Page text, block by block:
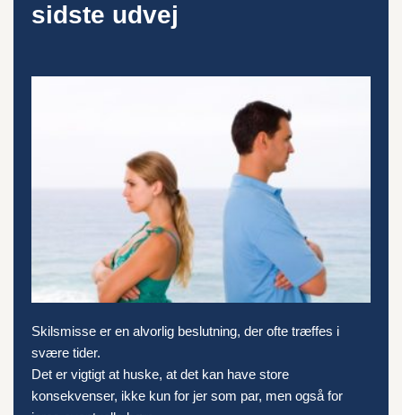
sidste udvej
Skilsmisse er en alvorlig beslutning, der ofte træffes i
svære tider.
Det er vigtigt at huske, at det kan have store
konsekvenser, ikke kun for jer som par, men også for